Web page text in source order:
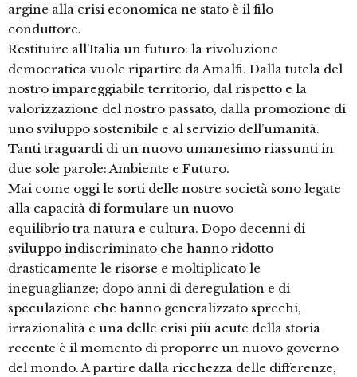
argine alla crisi economica ne stato è il filo
conduttore.
Restituire all’Italia un futuro: la rivoluzione
democratica vuole ripartire da Amalfi. Dalla tutela del
nostro impareggiabile territorio, dal rispetto e la
valorizzazione del nostro passato, dalla promozione di
uno sviluppo sostenibile e al servizio dell’umanità.
Tanti traguardi di un nuovo umanesimo riassunti in
due sole parole: Ambiente e Futuro.
Mai come oggi le sorti delle nostre società sono legate
alla capacità di formulare un nuovo
equilibrio tra natura e cultura. Dopo decenni di
sviluppo indiscriminato che hanno ridotto
drasticamente le risorse e moltiplicato le
ineguaglianze; dopo anni di deregulation e di
speculazione che hanno generalizzato sprechi,
irrazionalità e una delle crisi più acute della storia
recente è il momento di proporre un nuovo governo
del mondo. A partire dalla ricchezza delle differenze,